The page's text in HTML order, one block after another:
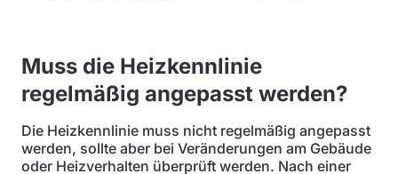
Muss die Heizkennlinie
regelmäßig angepasst werden?
Die Heizkennlinie muss nicht regelmäßig angepasst
werden, sollte aber bei Veränderungen am Gebäude
oder Heizverhalten überprüft werden. Nach einer